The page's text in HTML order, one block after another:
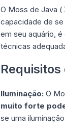
O Moss de Java (
capacidade de se
em seu aquário,
técnicas
Iluminação: O
muito forte
se uma